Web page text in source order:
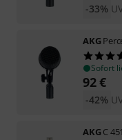
-33%
AKG
Sofort
92€
-42%
AKGC